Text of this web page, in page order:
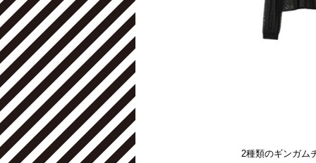
2種類のギンガム